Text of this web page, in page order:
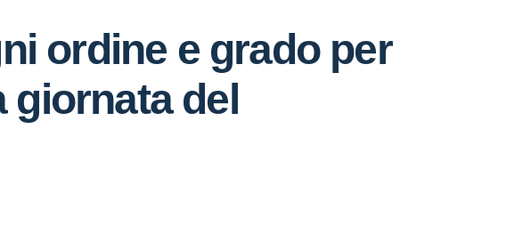
ordine e grado per
giornata del